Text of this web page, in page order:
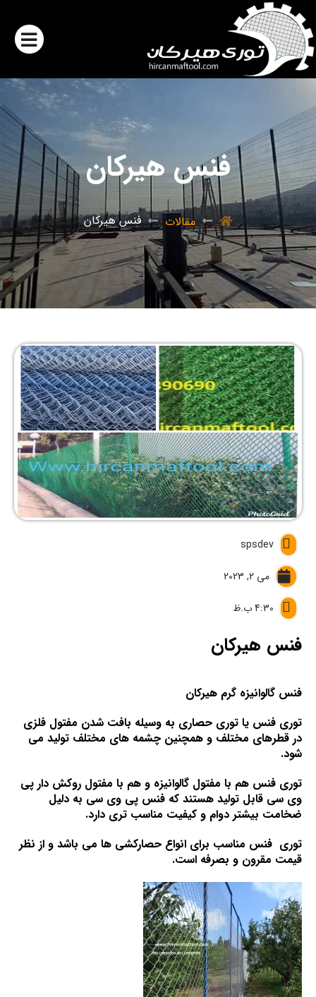
فنس هیرکان
مقالات فنس هیرکان
spsdev
می 2, 2023
4:30 ب.ظ
فنس هیرکان
فنس گالوانیزه گرم هیرکان
توری فنس یا توری حصاری به وسیله بافت شدن مفتول فلزی
در قطرهای مختلف و همچنین چشمه های مختلف تولید می
شود.
توری فنس هم با مفتول گالوانیزه و هم با مفتول روکش دار پی
وی سی قابل تولید هستند که فنس پی وی سی به دلیل
ضخامت بیشتر دوام و کیفیت مناسب تری دارد.
توری فنس مناسب برای انواع حصارکشی ها می باشد و از نظر
قیمت مقرون و بصرفه است.